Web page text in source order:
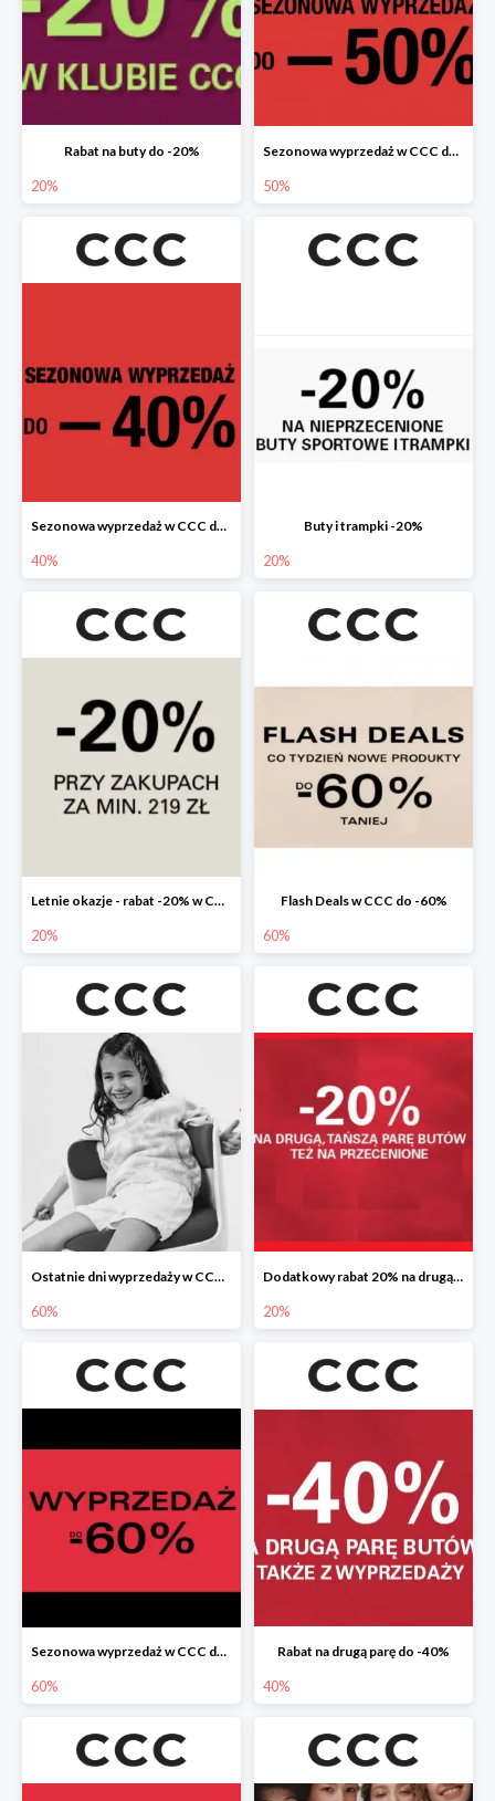
Rabat na buty do -20%
20%
Sezonowa wyprzedaż w CCC do -50%
50%
Sezonowa wyprzedaż w CCC do -40%
40%
Buty i trampki -20%
20%
Letnie okazje - rabat -20% w CCC
20%
Flash Deals w CCC do -60%
60%
Ostatnie dni wyprzedaży w CCC do -60%
60%
Dodatkowy rabat 20% na drugą, tańszą parę butów
20%
Sezonowa wyprzedaż w CCC do -60%
60%
Rabat na drugą parę do -40%
40%